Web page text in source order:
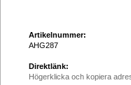
Artikelnummer:
AHG287
Direktlänk:
Högerklicka och kopiera